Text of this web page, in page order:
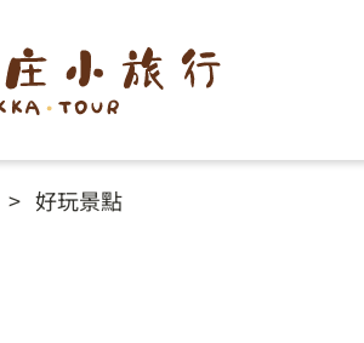
好玩景點